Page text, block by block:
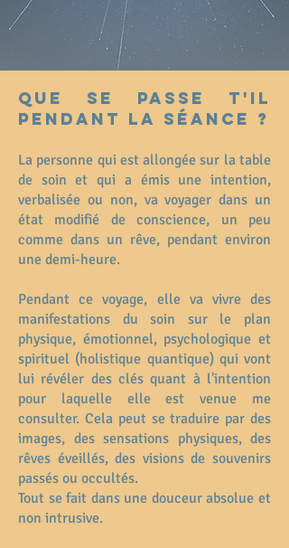
Que se passe t'il
pendant la séance ?
La personne qui est allongée sur la table
de soin et qui a émis une intention,
verbalisée ou non, va voyager dans un
état modifié de conscience, un peu
comme dans un rêve, pendant environ
une demi-heure.
Pendant ce voyage, elle va vivre des
manifestations du soin sur le plan
physique, émotionnel, psychologique et
spirituel (holistique quantique) qui vont
lui révéler des clés quant à l'intention
pour laquelle elle est venue me
consulter. Cela peut se traduire par des
images, des sensations physiques, des
rêves éveillés, des visions de souvenirs
passés ou occultés.
Tout se fait dans une douceur absolue et
non intrusive.